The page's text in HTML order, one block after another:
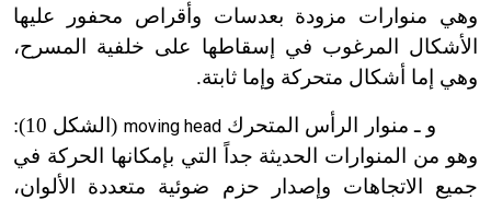
وهي منوارات مزودة بعدسات وأقراص محفور عليها
الأشكال المرغوب في إسقاطها على خلفية المسرح،
وهي إما أشكال متحركة وإما ثابتة.
و ـ منوار الرأس المتحركmoving head
(الشكل 10):
وهو من المنوارات الحديثة جداً التي بإمكانها الحركة في
جميع الاتجاهات وإصدار حزم ضوئية متعددة الألوان،